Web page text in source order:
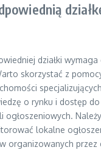
działki wymaga
skorzystać z
o rynku i dostęp
ogłoszeniowych.
lokalne
organizowanych przez